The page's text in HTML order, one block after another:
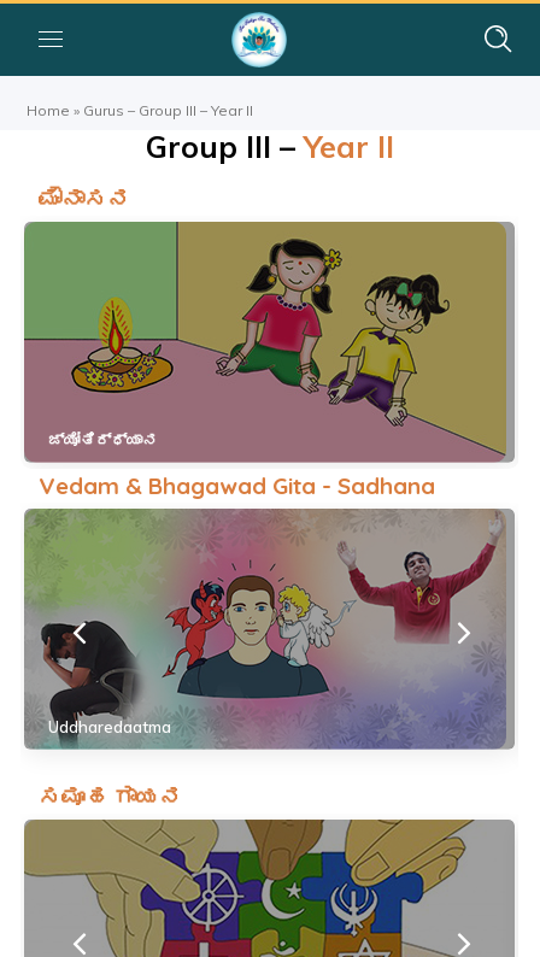
Home » Gurus – Group III – Year II
Group III –Year II
ಮೌನಾಸನ
ಜ್ಯೋತಿರ್ಧ್ಯಾನ
Vedam & Bhagawad Gita - Sadhana
Uddharedaatma
ಸಮೂಹ ಗಾಯನ